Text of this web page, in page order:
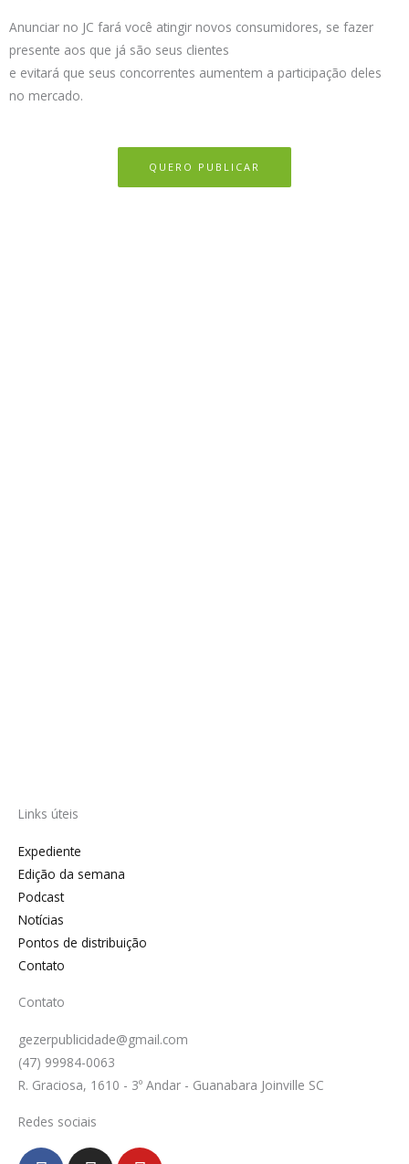
Anunciar no JC fará você atingir novos consumidores, se fazer
presente aos que já são seus clientes
e evitará que seus concorrentes aumentem a participação deles
no mercado.
QUERO PUBLICAR
Links úteis
Expediente
Edição da semana
Podcast
Notícias
Pontos de distribuição
Contato
Contato
gezerpublicidade@gmail.com
(47) 99984-0063
R. Graciosa, 1610 - 3º Andar - Guanabara Joinville SC
Redes sociais